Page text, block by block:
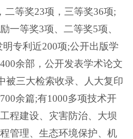
二等奖23项，三等奖36项;
一等奖3项、二等奖5项、
专利近200项;公开出版学
余部，公开发表学术论文
被三大检索收录、人大复印
余篇;有1000多项技术开
程建设、灾害防治、大坝
管理、生态环境保护、机